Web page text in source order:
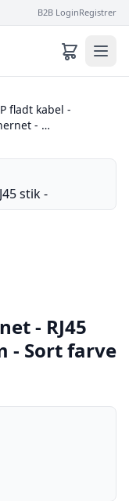
B2B LoginRegistrer
fladt kabel -
- …
- RJ45
- Sort farve